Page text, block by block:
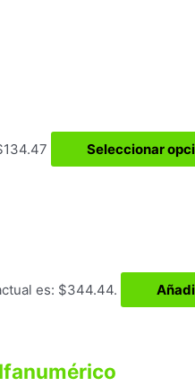
Seleccionar
es: $344.44.